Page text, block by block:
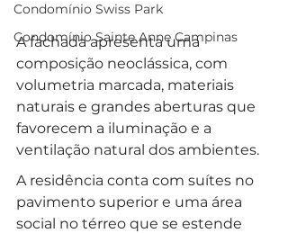
Condomínio Swiss Park
Condomínio Sainte Anne Campinas
A fachada apresenta uma
composição neoclássica, com
volumetria marcada, materiais
naturais e grandes aberturas que
favorecem a iluminação e a
ventilação natural dos ambientes.
A residência conta com suítes no
pavimento superior e uma área
social no térreo que se estende